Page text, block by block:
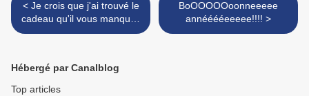
< Je crois que j'ai trouvé le
cadeau qu'il vous manquait
pour Noël!!!
BoOOOOOoonneeeee
annééééeeeee!!!! >
Hébergé par Canalblog
Top articles